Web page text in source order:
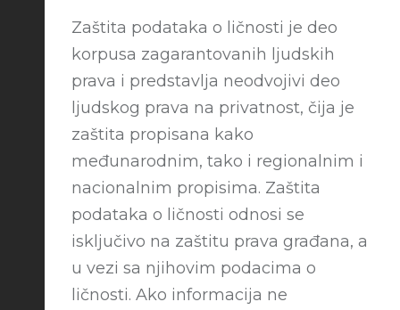
Zaštita podataka o ličnosti je deo
korpusa zagarantovanih ljudskih
prava i predstavlja neodvojivi deo
ljudskog prava na privatnost, čija je
zaštita propisana kako
međunarodnim, tako i regionalnim i
nacionalnim propisima. Zaštita
podataka o ličnosti odnosi se
isključivo na zaštitu prava građana, a
u vezi sa njihovim podacima o
ličnosti. Ako informacija ne